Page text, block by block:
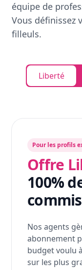
équipe de
Vous définissez
filleuls.
Liberté
Pour les profils
Offre
100%
Nos agents
abonnement
budget voulu
sur les plus